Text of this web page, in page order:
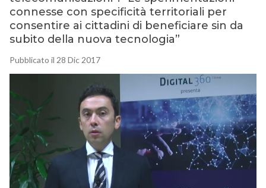
connesse con specificità territoriali per
consentire ai cittadini di beneficiare sin da
subito della nuova tecnologia”
Pubblicato il 28 Dic 2017